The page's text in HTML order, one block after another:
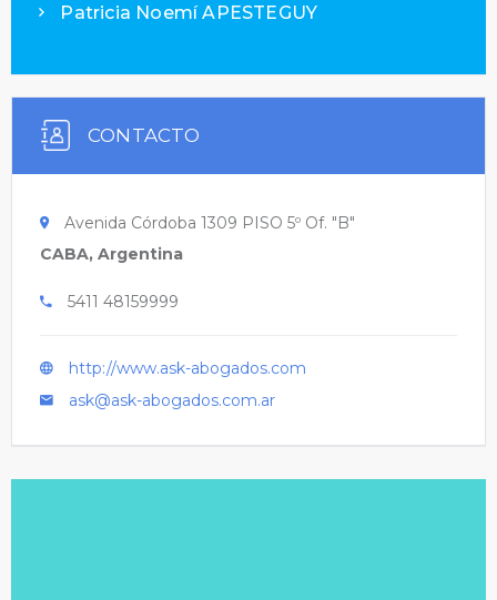
Patricia Noemí APESTEGUY
CONTACTO
Avenida Córdoba 1309 PISO 5º Of. "B"
CABA, Argentina
5411 48159999
http://www.ask-abogados.com
ask@ask-abogados.com.ar